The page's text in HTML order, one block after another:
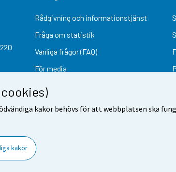
kakor behövs för att webbplatsen ska
kakor
Rådgivning och informationstjänst
Fråga om statistik
Vanliga frågor (FAQ)
För media
Respons